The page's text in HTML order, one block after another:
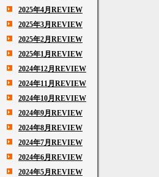
2025年4月REVIEW
2025年3月REVIEW
2025年2月REVIEW
2025年1月REVIEW
2024年12月REVIEW
2024年11月REVIEW
2024年10月REVIEW
2024年9月REVIEW
2024年8月REVIEW
2024年7月REVIEW
2024年6月REVIEW
2024年5月REVIEW